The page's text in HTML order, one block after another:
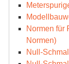
Normen für
Normen)
Null-